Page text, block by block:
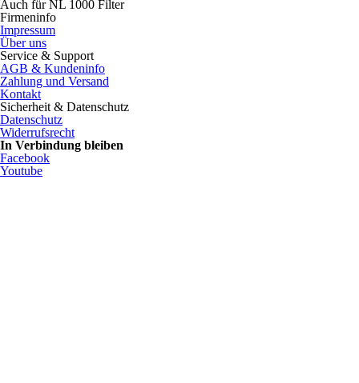
Auch für NL 1000 Filter
Firmeninfo
Impressum
Über uns
Service & Support
AGB & Kundeninfo
Zahlung und Versand
Kontakt
Sicherheit & Datenschutz
Datenschutz
Widerrufsrecht
In Verbindung bleiben
Facebook
Youtube